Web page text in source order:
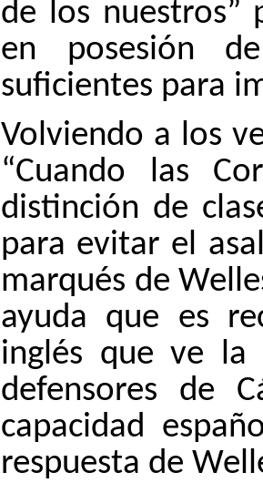
de los nuestros”
en posesión
suficientes para
Volviendo a los
“Cuando las
distinción de
para evitar el
marqués de
ayuda que es
inglés que ve la
defensores de
capacidad
respuesta de